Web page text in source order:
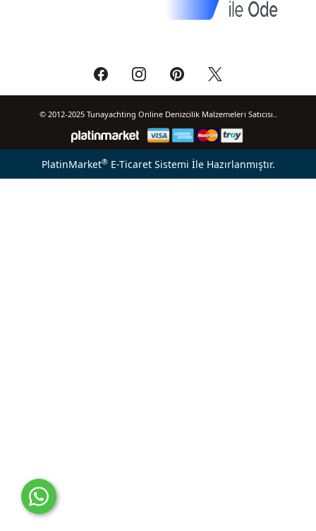
© 2012-2025 Tunayachting Online Denizcilik Malzemeleri Satıcısı..
PlatinMarket®E-Ticaret Sistemi İle Hazırlanmıştır.